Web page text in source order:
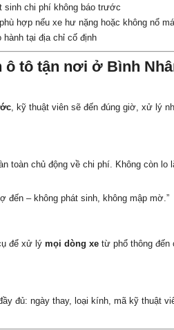
sinh chi phí không báo trước
hợp nếu xe hư nặng hoặc không nổ
hành tại địa chỉ cố định
ô tô tận nơi ở Bình
, kỹ thuật viên sẽ đến đúng giờ, xử lý
toàn chủ động về chi phí. Không còn
đến – không phát sinh, không mập mờ.”
để xử lý mọi dòng xe từ phổ thông đến
đủ: ngày thay, loại kính, mã kỹ thuật